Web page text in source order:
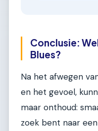
Conclusie:
Blues?
Na het afwegen
en het gevoel,
maar onthoud:
zoek bent naar